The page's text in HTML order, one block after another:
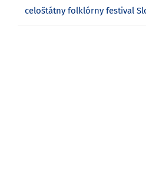
celoštátny folklórny festival